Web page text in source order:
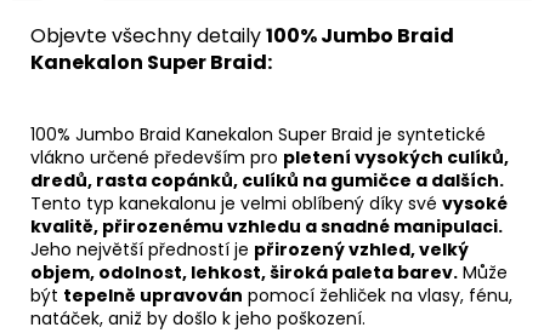
Objevte všechny detaily100% Jumbo Braid
Kanekalon Super Braid:
100% Jumbo Braid Kanekalon Super Braid je syntetické
vlákno určené především pro pletení vysokých culíků,
dredů, rasta copánků, culíků na gumičce a dalších.
Tento typ kanekalonu je velmi oblíbený díky své vysoké
kvalitě, přirozenému vzhledu asnadné manipulaci.
Jeho největší předností je přirozený vzhled, velký
objem, odolnost, lehkost, široká paleta barev. Může
být tepelně upravován pomocí žehliček na vlasy, fénu,
natáček, aniž by došlo k jeho poškození.